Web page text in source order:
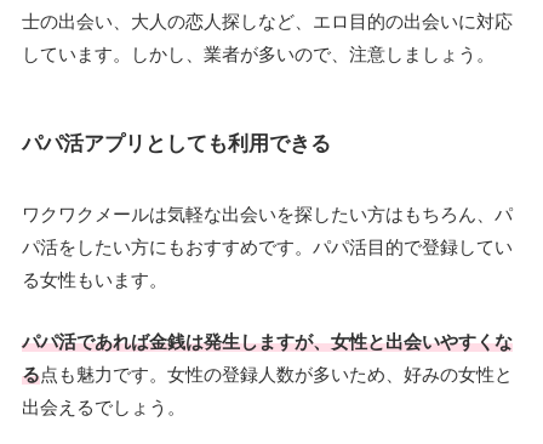
士の出会い、大人の恋人探しなど、エロ目的の出会いに対応
しています。しかし、業者が多いので、注意しましょう。
パパ活アプリとしても利用できる
ワクワクメールは気軽な出会いを探したい方はもちろん、パ
パ活をしたい方にもおすすめです。パパ活目的で登録してい
る女性もいます。
パパ活であれば金銭は発生しますが、女性と出会いやすくな
る点も魅力です。女性の登録人数が多いため、好みの女性と
出会えるでしょう。